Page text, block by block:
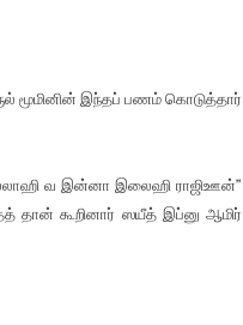
மூமினின் இந்தப் பணம் கொடுத்தார்
வ இன்னா இலைஹி ராஜிஊன்”
தான் கூறினார் ஸயீத் இப்னு ஆமிர்